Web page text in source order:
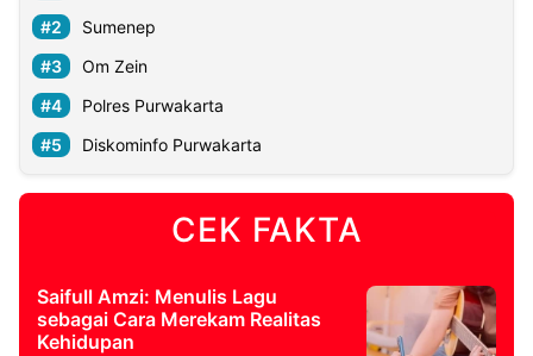
Sumenep
Om Zein
Polres Purwakarta
Diskominfo Purwakarta
CEK FAKTA
Saifull Amzi: Menulis Lagu
sebagai Cara Merekam Realitas
Kehidupan